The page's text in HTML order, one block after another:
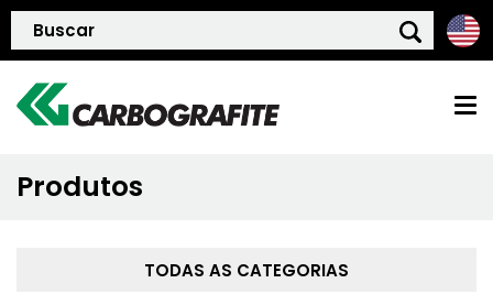
QUEM SOMOS
Produtos
TODAS AS CATEGORIAS